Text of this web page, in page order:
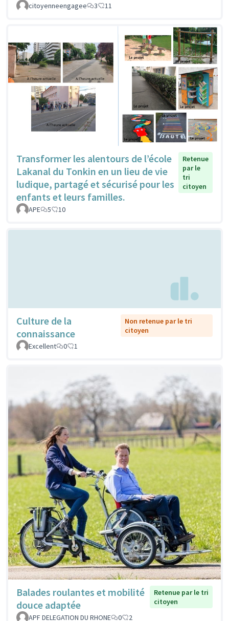
citoyenneengagee 3 11
Transformer les alentours de l’école
Lakanal du Tonkin en un lieu de vie
ludique, partagé et sécurisé pour les
enfants et leurs familles.
Retenue
par le
tri
citoyen
APE 5 10
Culture de la
connaissance
Non retenue par le tri
citoyen
Excellent
0 1
Balades roulantes et mobilité
douce adaptée
Retenue par le tri
citoyen
APF DELEGATION DU RHONE
0 2